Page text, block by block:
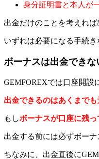
身分証明書と本人が
出金だけのことを考えれ
いずれは必要になる手続
ボーナスは出金できな
GEMFOREXでは口座開設
出金できるのはあくまで
もしボーナスが口座に残
出金する前には必ずボー
ちなみに、出金直後に